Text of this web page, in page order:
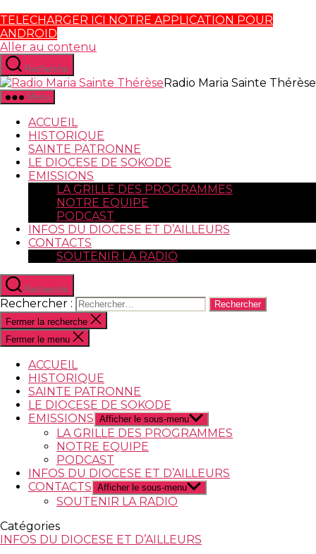
TELECHARGER ICI NOTRE APPLICATION POUR
ANDROID
Aller au contenu
Recherche
Radio Maria Sainte Thérèse
Menu
ACCUEIL
HISTORIQUE
SAINTE PATRONNE
LE DIOCESE DE SOKODE
EMISSIONS
LA GRILLE DES PROGRAMMES
NOTRE EQUIPE
PODCAST
INFOS DU DIOCESE ET D’AILLEURS
CONTACTS
SOUTENIR LA RADIO
Recherche
Rechercher :
Fermer la recherche
Fermer le menu
ACCUEIL
HISTORIQUE
SAINTE PATRONNE
LE DIOCESE DE SOKODE
EMISSIONS Afficher le sous-menu
LA GRILLE DES PROGRAMMES
NOTRE EQUIPE
PODCAST
INFOS DU DIOCESE ET D’AILLEURS
CONTACTS Afficher le sous-menu
SOUTENIR LA RADIO
Catégories
INFOS DU DIOCESE ET D’AILLEURS